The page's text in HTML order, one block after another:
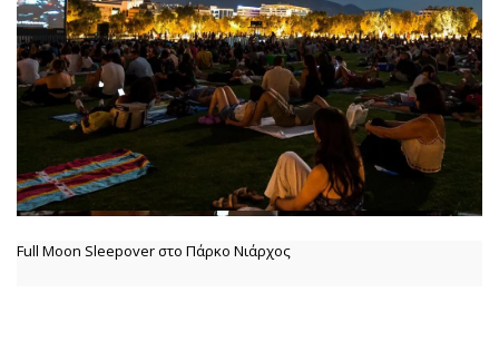
Full Moon Sleepover στο Πάρκο Νιάρχος